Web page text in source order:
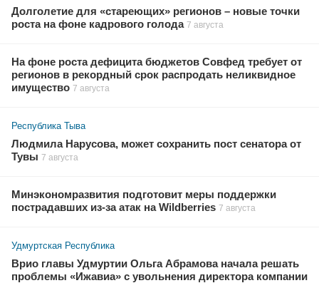
Долголетие для «стареющих» регионов – новые точки
роста на фоне кадрового голода 7 августа
На фоне роста дефицита бюджетов Совфед требует от
регионов в рекордный срок распродать неликвидное
имущество 7 августа
Республика Тыва
Людмила Нарусова, может сохранить пост сенатора от
Тувы 7 августа
Минэкономразвития подготовит меры поддержки
пострадавших из-за атак на Wildberries 7 августа
Удмуртская Республика
Врио главы Удмуртии Ольга Абрамова начала решать
проблемы «Ижавиа» с увольнения директора компании